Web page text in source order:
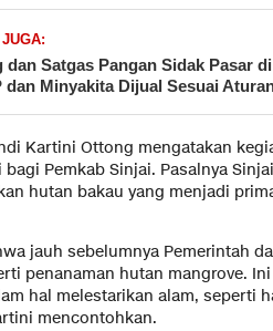
dan Satgas Pangan Sidak Pasar
dan Minyakita Dijual Sesuai
Kartini Ottong mengatakan
Pemkab Sinjai. Pasalnya
hutan bakau yang menjadi
jauh sebelumnya Pemerintah
penanaman hutan mangrove.
hal melestarikan alam, seperti
mencontohkan.